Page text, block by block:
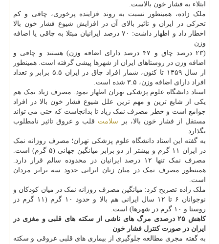
ابتلاء به فشار خون بالاست.
ملک زاده، همینطور نسبت به روند فزاینده پرخوری، چاقی و کم
تحرکی در ایران و تاثیر بالای آن در افزایش شیوع فشار خون بالا
اخطار داد و اظهار داشت: ۷۰ درصد ایرانیان مبتلا به چاقی یا اضافه
وزن
(۲۳ درصد چاق و ۴۷ درصد دارای اضافه وزن) هستند و چاقی و
اضافه وزن در روستاهای ایران از شهرها پیشی گرفته است. همینطور
از سال ۱۳۵۹ تا کنون، شمار افراد چاق در ایران ۵.۵ برابر و تعداد
افراد دارای اضافه وزن، ۳.۵ شده است.
استاد دانشگاه علوم پزشکی تهران اظهار نمود: مصرف زیاد نمک هم
یکی از شایع ترین و مهم ترین علل شیوع فشار خون بالا در افراد
جوامع است و خطر مصرف نمک زیاد تا بدانجاست که حتی می تواند
مستقل از فشار خون بالا، بر سلامت قلب و عروق تاثیر نامطلوب
بگذارد.
به گفته این استاد دانشگاه علوم پزشکی تهران؛ مصرف روزانه نمک
در ایران ۱۱ گرم و بیشتر از دو برابر میانگین جهانی (۵ گرم) است.
مصرف نمک تنها ۱۲ درصد ایرانیان در محدوده سالم قرار دارد.
همینطور مصرف نمک در میان زنان ایرانی حدود سه برابر مردان
است.
ملک زاده تصریح کرد: میانگین مصرف روزانه نمک در میان کودکان و
نوجوانان ۶ تا ۱۲ سال ایرانی هم بالا و حدود ۱۰ گرم (۱۱ گرم در
روستا و ۱۰ گرم در شهرها) است.
کاهش ۲۵ درصدی مرگ های ناشی از سکته های قلبی و مغزی در
ایران در صورت کنترل فشار خون
به گفته مجری مطالعه جلوگیری از بیماری های قلبی عروقی و سکته